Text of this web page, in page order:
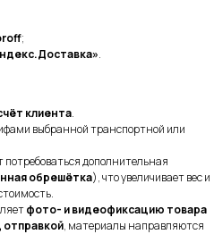
;
.
клиента.
выбранной транспортной или
дополнительная
обрешётка), что увеличивает вес и
фото- и видеофиксацию товара
отправкой, материалы направляются